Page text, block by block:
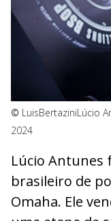
© LuisBertaziniLúcio
2024
Lúcio Antunes
brasileiro de
Omaha. Ele